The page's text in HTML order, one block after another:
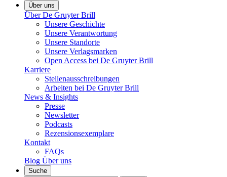
Über uns
Über De Gruyter Brill
Unsere Geschichte
Unsere Verantwortung
Unsere Standorte
Unsere Verlagsmarken
Open Access bei De Gruyter Brill
Karriere
Stellenausschreibungen
Arbeiten bei De Gruyter Brill
News & Insights
Presse
Newsletter
Podcasts
Rezensionsexemplare
Kontakt
FAQs
Blog Über uns
Suche